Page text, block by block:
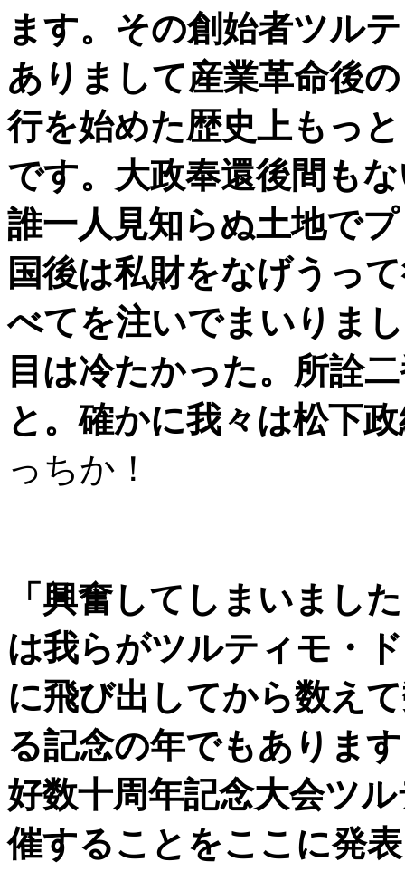
ます。その創始者ツル
ありまして産業革命後
行を始めた歴史上もっ
です。大政奉還後間も
誰一人見知らぬ土地で
国後は私財をなげうっ
べてを注いでまいりま
目は冷たかった。所詮
と。確かに我々は松下
っちか！
「興奮してしまいまし
は我らがツルティモ・
に飛び出してから数え
る記念の年でもありま
好数十周年記念大会ツ
催することをここに発